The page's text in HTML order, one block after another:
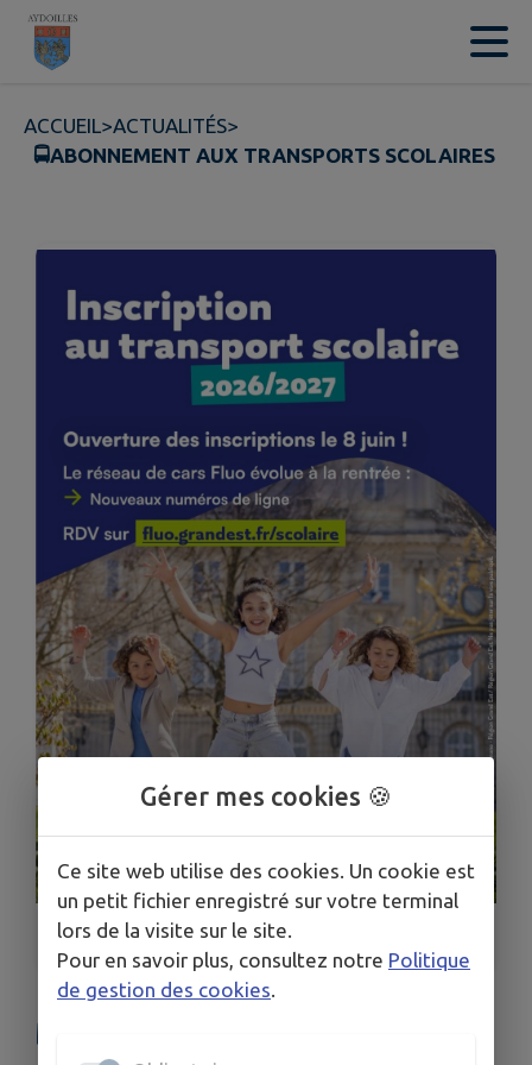
Contenu
ACCUEIL>ACTUALITÉS>
🚍ABONNEMENT AUX TRANSPORTS SCOLAIRES
1/4
🚍ABONNEMENT AUX
Gérer mes cookies 🍪
Ce site web utilise des cookies. Un cookie est
un petit fichier enregistré sur votre terminal
lors de la visite sur le site.
Pour en savoir plus, consultez notre Politique
de gestion des cookies